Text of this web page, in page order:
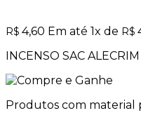
R$ 4,60 Em até 1x de R$
INCENSO SAC ALECRIM
Produtos com material